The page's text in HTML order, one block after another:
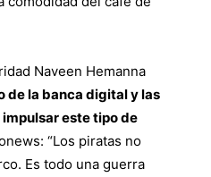
Naveen Hemanna
de la banca digital y las
este tipo de
“Los piratas no
Es todo una guerra